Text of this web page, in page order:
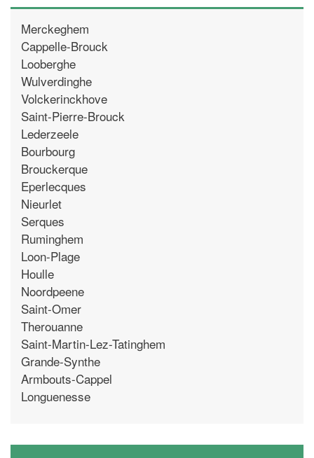
Merckeghem
Cappelle-Brouck
Looberghe
Wulverdinghe
Volckerinckhove
Saint-Pierre-Brouck
Lederzeele
Bourbourg
Brouckerque
Eperlecques
Nieurlet
Serques
Ruminghem
Loon-Plage
Houlle
Noordpeene
Saint-Omer
Therouanne
Saint-Martin-Lez-Tatinghem
Grande-Synthe
Armbouts-Cappel
Longuenesse